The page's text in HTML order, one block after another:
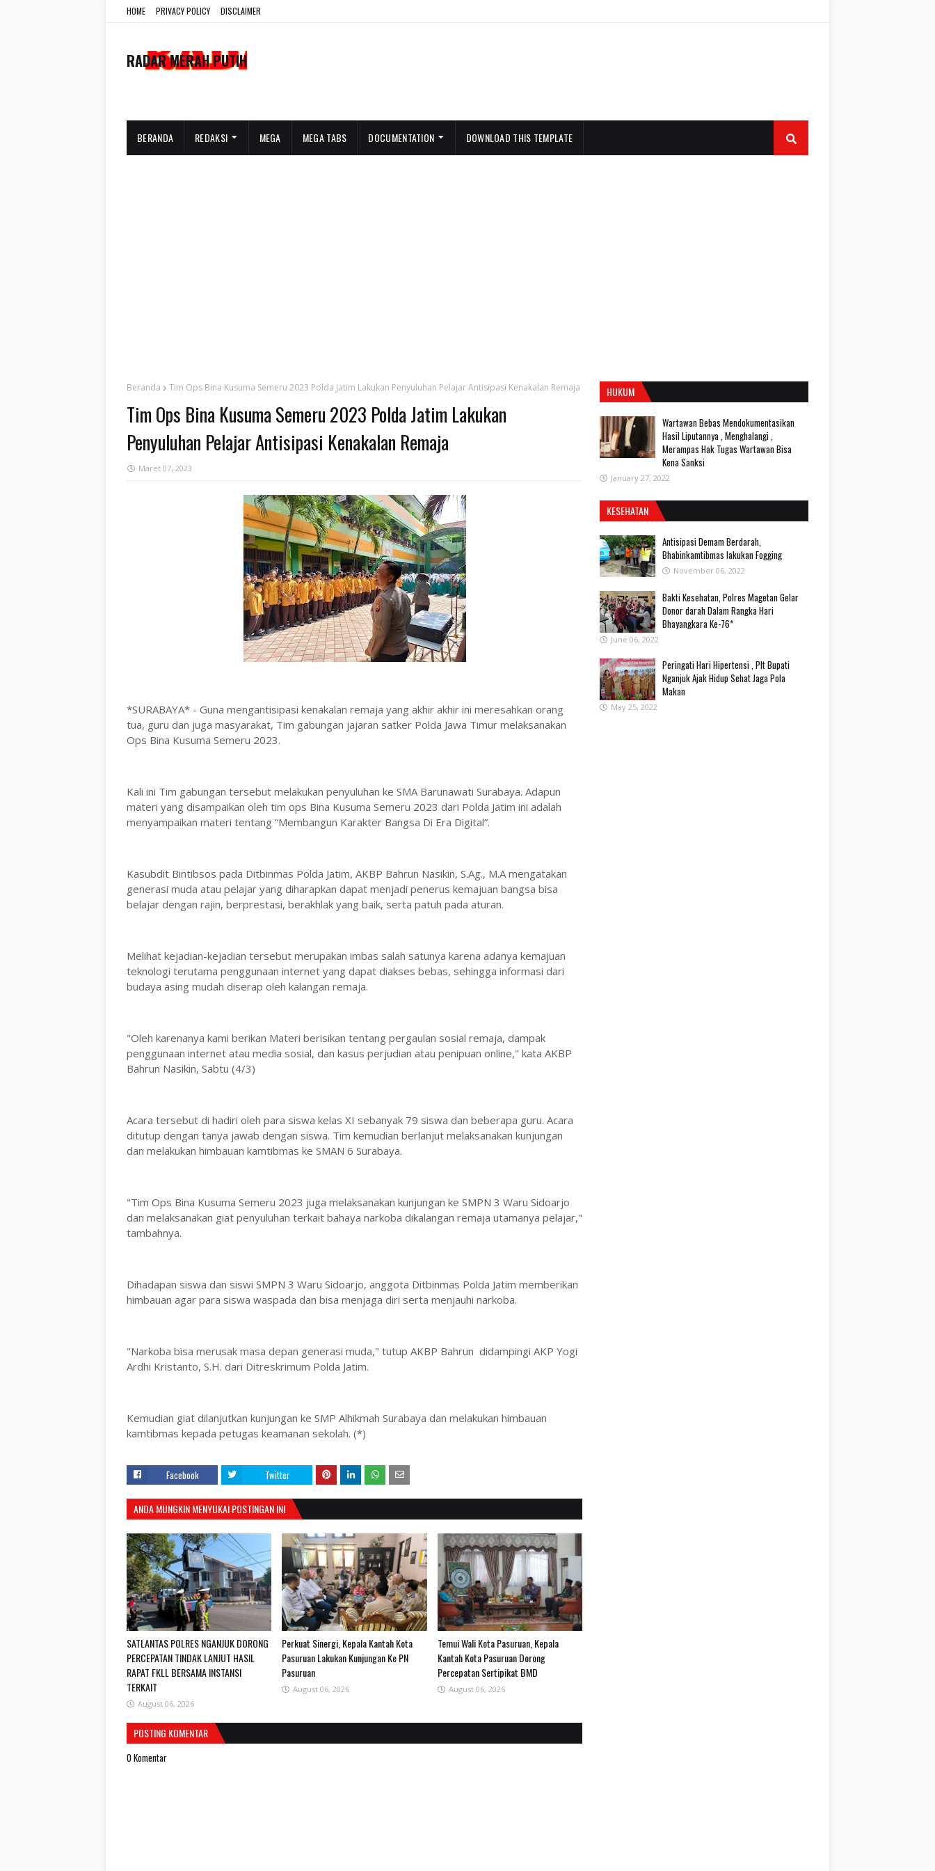
HOME PRIVACY POLICY DISCLAIMER
RADAR MERAH PUTIH
BERANDA REDAKSI MEGA MEGA TABS DOCUMENTATION DOWNLOAD THIS TEMPLATE
Beranda Tim Ops Bina Kusuma Semeru 2023 Polda Jatim Lakukan Penyuluhan Pelajar Antisipasi Kenakalan Remaja
Tim Ops Bina Kusuma Semeru 2023 Polda Jatim Lakukan
Penyuluhan Pelajar Antisipasi Kenakalan Remaja
Maret 07, 2023
*SURABAYA* - Guna mengantisipasi kenakalan remaja yang akhir akhir ini meresahkan orang
tua, guru dan juga masyarakat, Tim gabungan jajaran satker Polda Jawa Timur melaksanakan
Ops Bina Kusuma Semeru 2023.
Kali ini Tim gabungan tersebut melakukan penyuluhan ke SMA Barunawati Surabaya. Adapun
materi yang disampaikan oleh tim ops Bina Kusuma Semeru 2023 dari Polda Jatim ini adalah
menyampaikan materi tentang “Membangun Karakter Bangsa Di Era Digital”.
Kasubdit Bintibsos pada Ditbinmas Polda Jatim, AKBP Bahrun Nasikin, S.Ag., M.A mengatakan
generasi muda atau pelajar yang diharapkan dapat menjadi penerus kemajuan bangsa bisa
belajar dengan rajin, berprestasi, berakhlak yang baik, serta patuh pada aturan.
Melihat kejadian-kejadian tersebut merupakan imbas salah satunya karena adanya kemajuan
teknologi terutama penggunaan internet yang dapat diakses bebas, sehingga informasi dari
budaya asing mudah diserap oleh kalangan remaja.
"Oleh karenanya kami berikan Materi berisikan tentang pergaulan sosial remaja, dampak
penggunaan internet atau media sosial, dan kasus perjudian atau penipuan online," kata AKBP
Bahrun Nasikin, Sabtu (4/3)
Acara tersebut di hadiri oleh para siswa kelas XI sebanyak 79 siswa dan beberapa guru. Acara
ditutup dengan tanya jawab dengan siswa. Tim kemudian berlanjut melaksanakan kunjungan
dan melakukan himbauan kamtibmas ke SMAN 6 Surabaya.
"Tim Ops Bina Kusuma Semeru 2023 juga melaksanakan kunjungan ke SMPN 3 Waru Sidoarjo
dan melaksanakan giat penyuluhan terkait bahaya narkoba dikalangan remaja utamanya pelajar,"
tambahnya.
Dihadapan siswa dan siswi SMPN 3 Waru Sidoarjo, anggota Ditbinmas Polda Jatim memberikan
himbauan agar para siswa waspada dan bisa menjaga diri serta menjauhi narkoba.
"Narkoba bisa merusak masa depan generasi muda," tutup AKBP Bahrun didampingi AKP Yogi
Ardhi Kristanto, S.H. dari Ditreskrimum Polda Jatim.
Kemudian giat dilanjutkan kunjungan ke SMP Alhikmah Surabaya dan melakukan himbauan
kamtibmas kepada petugas keamanan sekolah. (*)
Facebook Twitter
ANDA MUNGKIN MENYUKAI POSTINGAN INI
SATLANTAS POLRES NGANJUK DORONG
PERCEPATAN TINDAK LANJUT HASIL
RAPAT FKLL BERSAMA INSTANSI
TERKAIT
August 06, 2026
Perkuat Sinergi, Kepala Kantah Kota
Pasuruan Lakukan Kunjungan Ke PN
Pasuruan
August 06, 2026
Temui Wali Kota Pasuruan, Kepala
Kantah Kota Pasuruan Dorong
Percepatan Sertipikat BMD
August 06, 2026
POSTING KOMENTAR
0 Komentar
HUKUM
Wartawan Bebas Mendokumentasikan
Hasil Liputannya , Menghalangi ,
Merampas Hak Tugas Wartawan Bisa
Kena Sanksi
January 27, 2022
KESEHATAN
Antisipasi Demam Berdarah,
Bhabinkamtibmas lakukan Fogging
November 06, 2022
Bakti Kesehatan, Polres Magetan Gelar
Donor darah Dalam Rangka Hari
Bhayangkara Ke-76*
June 06, 2022
Peringati Hari Hipertensi , Plt Bupati
Nganjuk Ajak Hidup Sehat Jaga Pola
Makan
May 25, 2022